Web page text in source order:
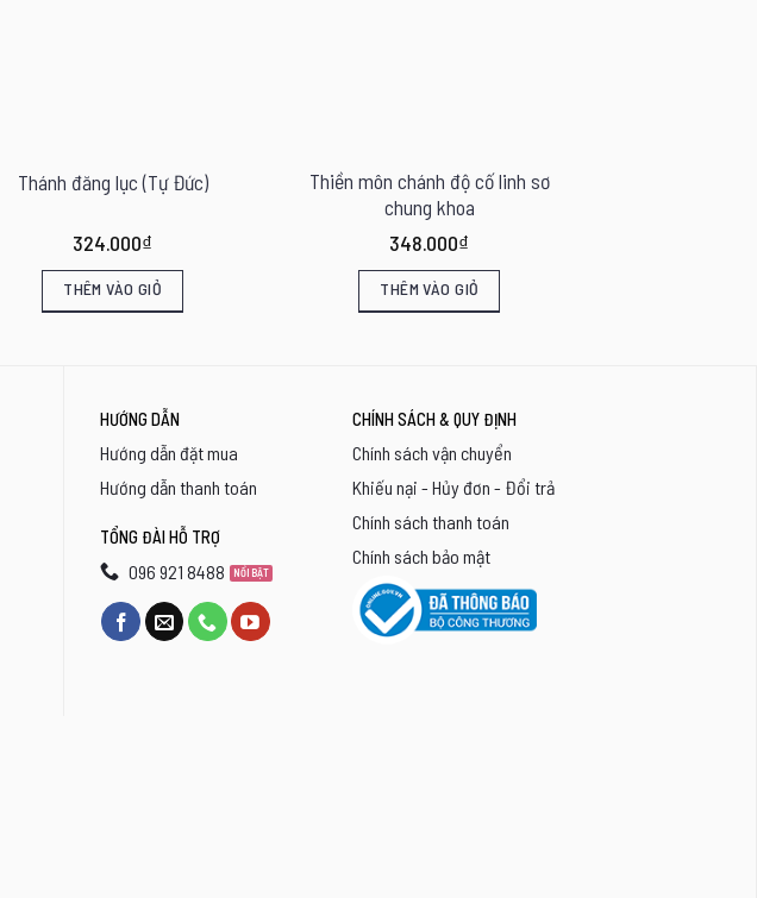
Thánh đăng lục (Tự Đức)
324.000₫
THÊM VÀO GIỎ
Thiền môn chánh độ cố linh sơ
chung khoa
348.000₫
THÊM VÀO GIỎ
HƯỚNG DẪN
Hướng dẫn đặt mua
Hướng dẫn thanh toán
TỔNG ĐÀI HỖ TRỢ
096 921 8488
CHÍNH SÁCH & QUY ĐỊNH
Chính sách vận chuyển
Khiếu nại - Hủy đơn - Đổi trả
Chính sách thanh toán
Chính sách bảo mật